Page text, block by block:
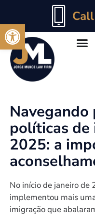
Abrir a barra de ferramentas
Navegando
políticas de
2025: a
No início de janeiro de
implementou mais
imigração que